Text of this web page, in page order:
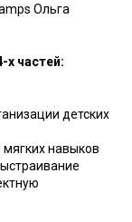
Ольга
х частей:
детских
навыков